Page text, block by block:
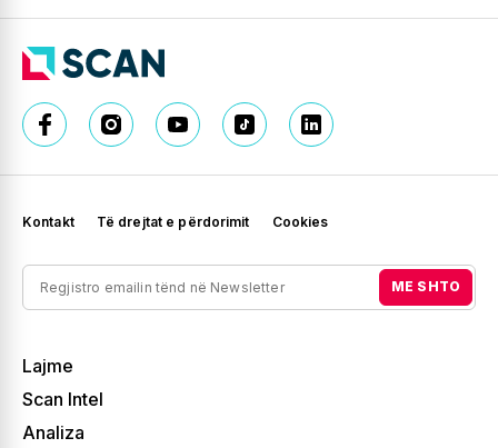
Lajme
Scan Intel
Analiza
Kontakt Të drejtat e përdorimit Cookies
ME SHTO